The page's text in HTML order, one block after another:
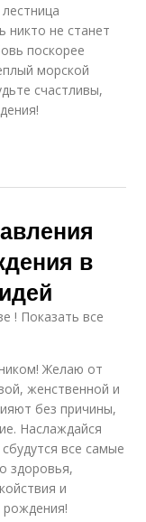
никто не станет
поскорее
морской
счастливы,
в
! Показать все
Желаю от
женственной и
без причины,
Наслаждайся
все самые
здоровья,
и
рождения!